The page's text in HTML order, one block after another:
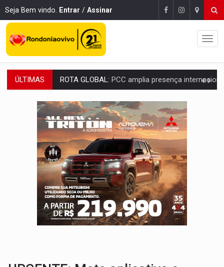
Seja Bem vindo. Entrar / Assinar
ÚLTIMAS CONEXÃO RONDONIAOVIVO:Museólogo Antônio Ocampo conduz a história de
EXTENSÃO DE DANOS:Ferroviários pedem ao Iphan recuperação de área
VARIANDO O CARDÁPIO:Veja essa receita de carne assada para o
PREJUÍZO AOS ESTUDANTES:Greve dos professores em PVH é
POSSESSÃO DE DEBORAH LOGAN:Terror mistura mistério e filmagens
TRANSPARÊNCIA:TCE reúne candidatos ao Governo e apresenta
ELAS DECIDEM:Mulheres são maioria e representam 52% do eleitorado de
NO CARRO:Homem é preso com pistola 9mm durante abordagem da Força